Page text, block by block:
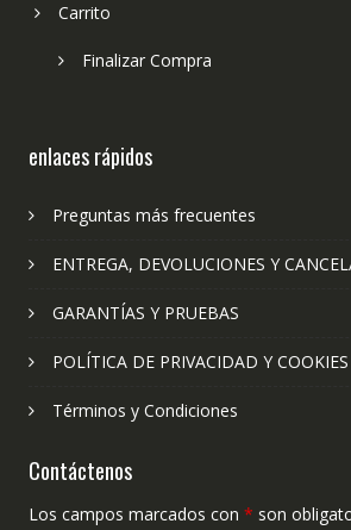
Carrito
Finalizar Compra
enlaces rápidos
Preguntas más frecuentes
ENTREGA, DEVOLUCIONES Y
GARANTÍAS Y PRUEBAS
POLÍTICA DE PRIVACIDAD Y COOKIES
Términos y Condiciones
Contáctenos
Los campos marcados con * son